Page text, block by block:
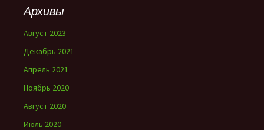
Архивы
Август 2023
Декабрь 2021
Апрель 2021
Ноябрь 2020
Август 2020
Июль 2020